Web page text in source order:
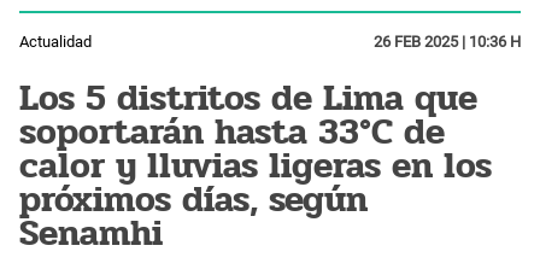
Actualidad 26 FEB 2025 | 10:36 H
Los 5 distritos de Lima que
soportarán hasta 33°C de
calor y lluvias ligeras en los
próximos días, según
Senamhi